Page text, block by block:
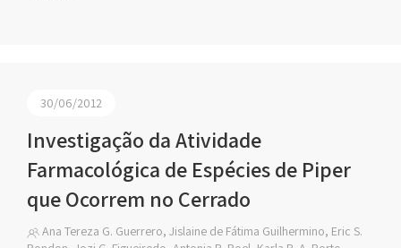
30/06/2012
Investigação da Atividade
Farmacológica de Espécies de Piper
que Ocorrem no Cerrado
Ana Tereza G. Guerrero, Jislaine de Fátima Guilhermino, Eric S.